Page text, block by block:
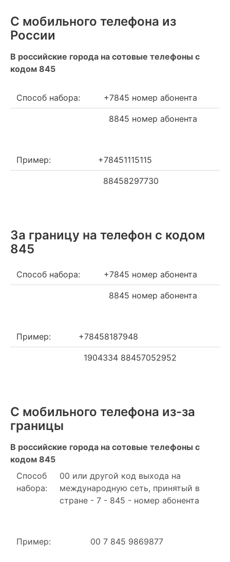
С мобильного телефона из
России
В российские города на сотовые телефоны с
кодом 845
Способ набора: +7845 номер абонента
8845 номер абонента
Пример: +78451115115
88458297730
За границу на телефон c кодом
845
Способ набора: +7845 номер абонента
8845 номер абонента
Пример: +78458187948
1904334 88457052952
С мобильного телефона из-за
границы
В российские города на сотовые телефоны с
кодом 845
Способ
набора:
00 или другой код выхода на
международную сеть, принятый в
стране - 7 - 845 - номер абонента
Пример: 00 7 845 9869877